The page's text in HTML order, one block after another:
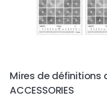
Mires de définitions
ACCESSORIES